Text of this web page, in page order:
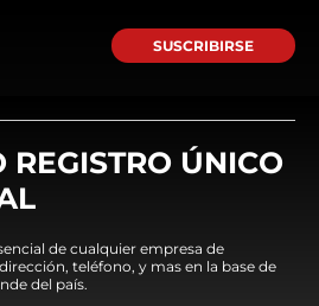
SUSCRIBIRSE
REGISTRO ÚNICO
de cualquier empresa de
teléfono, y mas en la base de
del país.